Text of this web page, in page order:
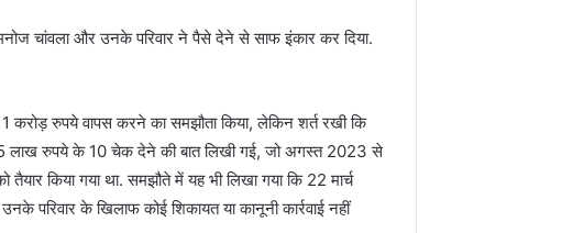
चांवला और उनके परिवार ने पैसे देने से साफ इंकार कर दिया.
करोड़ रुपये वापस करने का समझौता किया, लेकिन शर्त रखी कि
लाख रुपये के 10 चेक देने की बात लिखी गई, जो अगस्त 2023 से
किया गया था. समझौते में यह भी लिखा गया कि 22 मार्च
परिवार के खिलाफ कोई शिकायत या कानूनी कार्रवाई नहीं